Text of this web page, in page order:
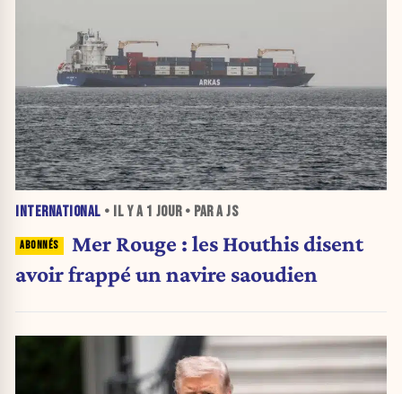
INTERNATIONAL • IL Y A 1 JOUR• PAR A JS
Mer Rouge : les Houthis disent
avoir frappé un navire saoudien